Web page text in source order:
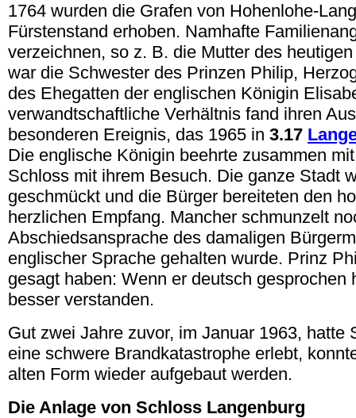
1764 wurden die Grafen von Hohenlohe-
Fürstenstand erhoben. Namhafte
verzeichnen, so z. B. die Mutter des
war die Schwester des Prinzen Philip,
des Ehegatten der englischen Königin
verwandtschaftliche Verhältnis fand ihren
besonderen Ereignis, das 1965 in 3.17
Die englische Königin beehrte zusammen
Schloss mit ihrem Besuch. Die ganze Stadt
geschmückt und die Bürger bereiteten den
herzlichen Empfang. Mancher schmunzelt
Abschiedsansprache des damaligen
englischer Sprache gehalten wurde. Prinz
gesagt haben: Wenn er deutsch gesprochen
besser verstanden.
Gut zwei Jahre zuvor, im Januar 1963, hatte
eine schwere Brandkatastrophe erlebt,
alten Form wieder aufgebaut werden.
Die Anlage von Schloss Langenburg